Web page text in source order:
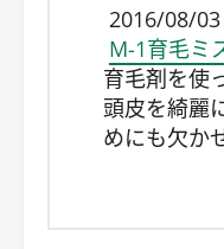
2016/08/03
M-1育毛ミ
育毛剤を使
頭皮を綺麗
めにも欠か